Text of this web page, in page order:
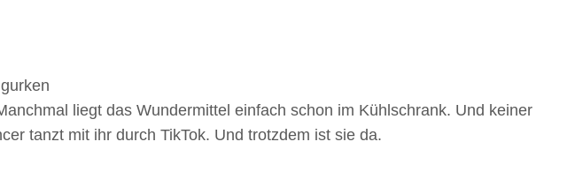
liegt das Wundermittel einfach schon im Kühlschrank. Und keiner
tanzt mit ihr durch TikTok. Und trotzdem ist sie da.